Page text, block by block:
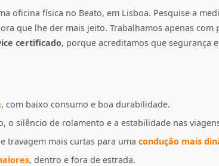
oficina física no Beato, em Lisboa. Pesquise a
que lhe der mais jeito. Trabalhamos apenas com
certificado, porque acreditamos que segurança
, com baixo consumo e boa durabilidade.
o silêncio de rolamento e a estabilidade nas
travagem mais curtas para uma condução mais
, dentro e fora de estrada.